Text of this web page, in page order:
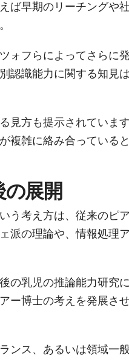
ば早期のリーチングや
ォフらによってさらに
認識能力に関する知見
見方も提示されていま
複雑に絡み合っている
展開
う考え方は、従来のピ
派の理論や、情報処理
の乳児の推論能力研究
ー博士の考えを発展さ
ンス、あるいは領域一